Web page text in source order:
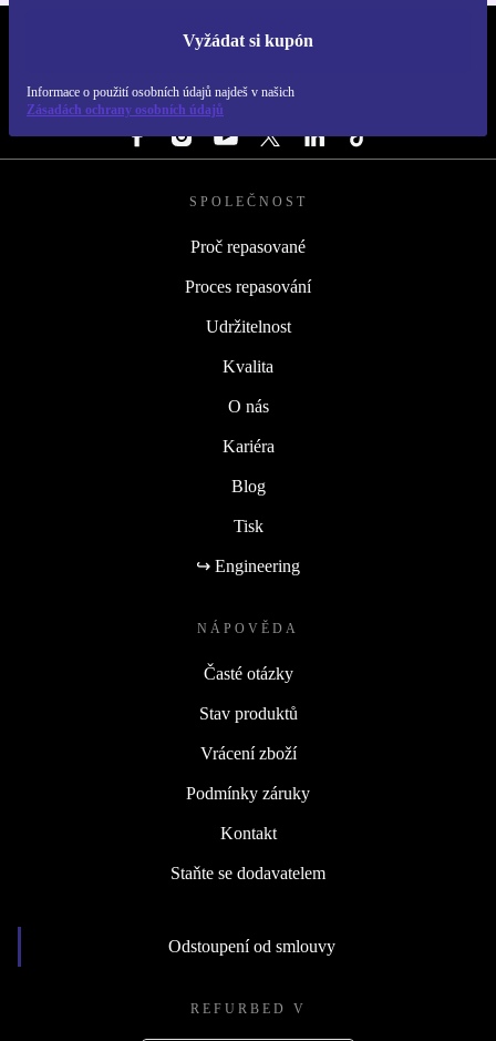
Vyžádat si kupón
Informace o použití osobních údajů najdeš v našich
Zásadách ochrany osobních údajů
REFURBED ČESKO - RETHINK NEW.
SLEDUJ NÁS
SPOLEČNOST
Proč repasované
Proces repasování
Udržitelnost
Kvalita
O nás
Kariéra
Blog
Tisk
↪ Engineering
NÁPOVĚDA
Časté otázky
Stav produktů
Vrácení zboží
Podmínky záruky
Kontakt
Staňte se dodavatelem
Odstoupení od smlouvy
REFURBED V